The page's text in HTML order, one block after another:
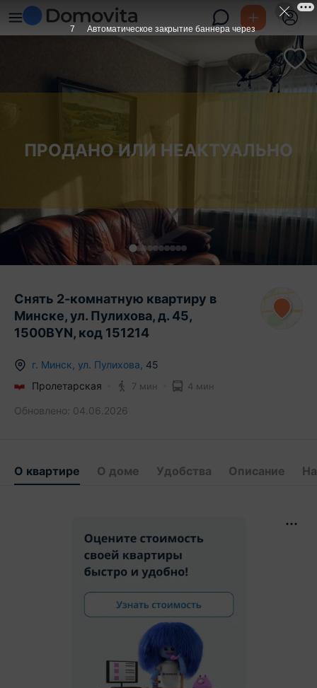
ПРОДАНО ИЛИ НЕАКТУАЛЬНО
Снять 2-комнатную квартиру в
Минске, ул. Пулихова, д. 45,
1500BYN, код 151214
г. Минск ул. Пулихова 45
Пролетарская
7 мин 4 мин
Обновлено: 04.06.2026
О квартире О доме Удобства Описание
6 Автоматическое закрытие баннера через